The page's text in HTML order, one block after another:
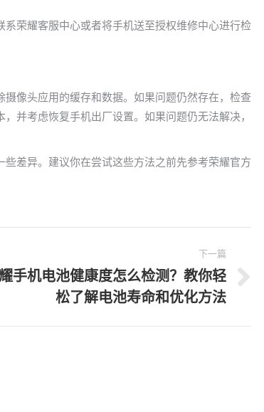
荣耀客服中心或者将手机送至授权维修中心进行检
像头应用的缓存和数据。如果问题仍然存在，检查
并考虑恢复手机出厂设置。如果问题仍无法解决，
差异。建议你在尝试这些方法之前先参考荣耀官方
下一篇
手机电池健康度怎么检测？教你轻
松了解电池寿命和优化方法